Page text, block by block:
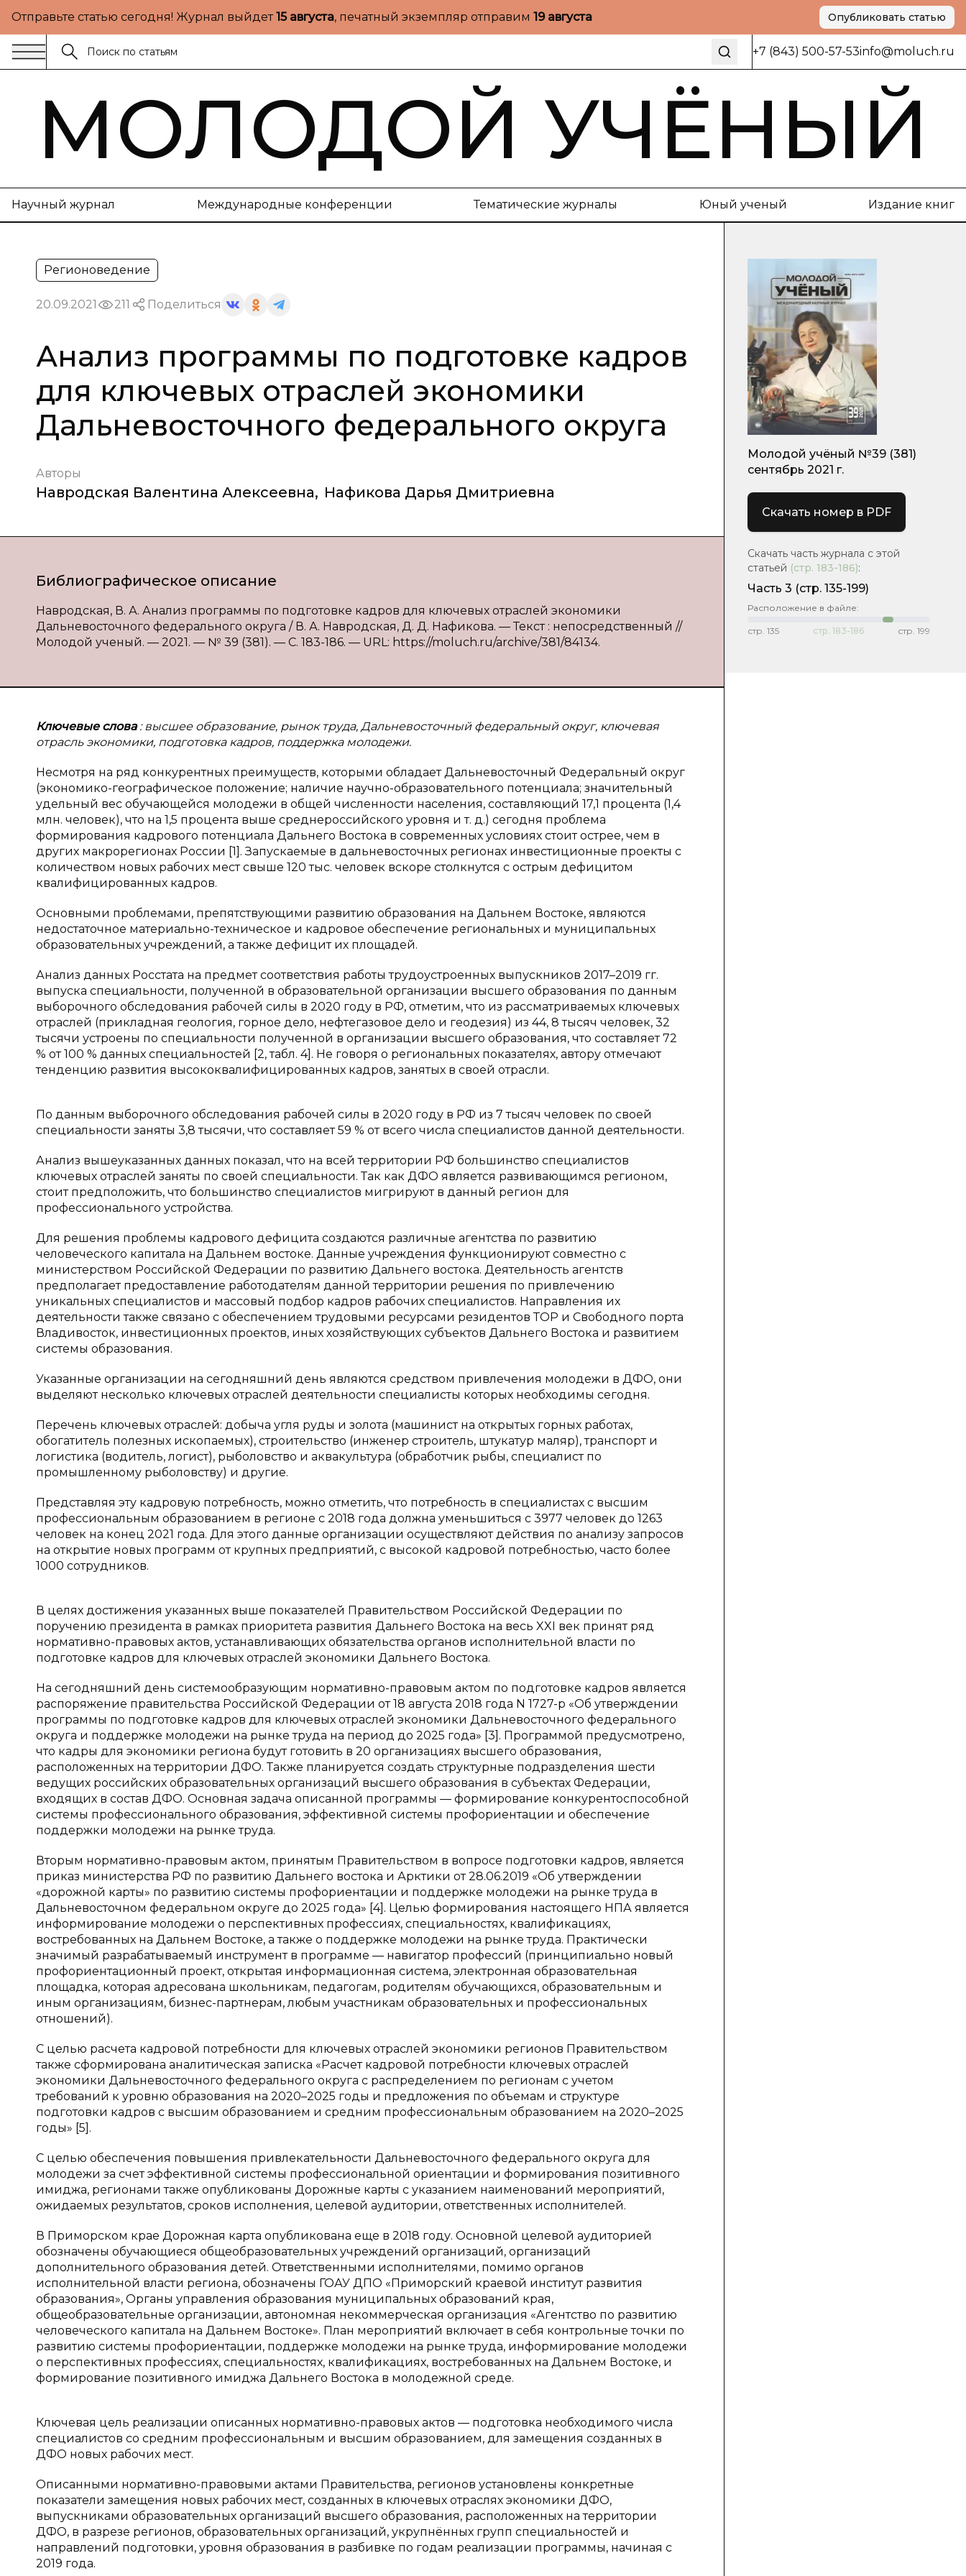
Отправьте статью сегодня! Журнал выйдет15 августа, печатный экземпляр отправим 19 августа Опубликовать статью
+7 (843) 500-57-53info@moluch.ru
МОЛОДОЙ УЧЁНЫЙ
Научный журнал Международные конференции Тематические журналы Юный ученый Издание книг
Регионоведение
20.09.2021 211 Поделиться
Анализ программы по подготовке кадров
для ключевых отраслей экономики
Дальневосточного федерального округа
Авторы
Навродская Валентина Алексеевна, Нафикова Дарья Дмитриевна
Библиографическое описание
Навродская, В. А. Анализ программы по подготовке кадров для ключевых отраслей экономики
Дальневосточного федерального округа / В. А. Навродская, Д. Д. Нафикова. — Текст : непосредственный //
Молодой ученый. — 2021. — № 39 (381). — С. 183-186. — URL: https://moluch.ru/archive/381/84134.
Ключевые слова: высшее образование, рынок труда, Дальневосточный федеральный округ, ключевая
отрасль экономики, подготовка кадров, поддержка молодежи.
Несмотря на ряд конкурентных преимуществ, которыми обладает Дальневосточный Федеральный округ
(экономико-географическое положение; наличие научно-образовательного потенциала; значительный
удельный вес обучающейся молодежи в общей численности населения, составляющий 17,1 процента (1,4
млн. человек), что на 1,5 процента выше среднероссийского уровня и т. д.) сегодня проблема
формирования кадрового потенциала Дальнего Востока в современных условиях стоит острее, чем в
других макрорегионах России [1]. Запускаемые в дальневосточных регионах инвестиционные проекты с
количеством новых рабочих мест свыше 120 тыс. человек вскоре столкнутся с острым дефицитом
квалифицированных кадров.
Основными проблемами, препятствующими развитию образования на Дальнем Востоке, являются
недостаточное материально-техническое и кадровое обеспечение региональных и муниципальных
образовательных учреждений, а также дефицит их площадей.
Анализ данных Росстата на предмет соответствия работы трудоустроенных выпускников 2017–2019 гг.
выпуска специальности, полученной в образовательной организации высшего образования по данным
выборочного обследования рабочей силы в 2020 году в РФ, отметим, что из рассматриваемых ключевых
отраслей (прикладная геология, горное дело, нефтегазовое дело и геодезия) из 44, 8 тысяч человек, 32
тысячи устроены по специальности полученной в организации высшего образования, что составляет 72
% от 100 % данных специальностей [2, табл. 4]. Не говоря о региональных показателях, автору отмечают
тенденцию развития высококвалифицированных кадров, занятых в своей отрасли.
По данным выборочного обследования рабочей силы в 2020 году в РФ из 7 тысяч человек по своей
специальности заняты 3,8 тысячи, что составляет 59 % от всего числа специалистов данной деятельности.
Анализ вышеуказанных данных показал, что на всей территории РФ большинство специалистов
ключевых отраслей заняты по своей специальности. Так как ДФО является развивающимся регионом,
стоит предположить, что большинство специалистов мигрируют в данный регион для
профессионального устройства.
Для решения проблемы кадрового дефицита создаются различные агентства по развитию
человеческого капитала на Дальнем востоке. Данные учреждения функционируют совместно с
министерством Российской Федерации по развитию Дальнего востока. Деятельность агентств
предполагает предоставление работодателям данной территории решения по привлечению
уникальных специалистов и массовый подбор кадров рабочих специалистов. Направления их
деятельности также связано с обеспечением трудовыми ресурсами резидентов ТОР и Свободного порта
Владивосток, инвестиционных проектов, иных хозяйствующих субъектов Дальнего Востока и развитием
системы образования.
Указанные организации на сегодняшний день являются средством привлечения молодежи в ДФО, они
выделяют несколько ключевых отраслей деятельности специалисты которых необходимы сегодня.
Перечень ключевых отраслей: добыча угля руды и золота (машинист на открытых горных работах,
обогатитель полезных ископаемых), строительство (инженер строитель, штукатур маляр), транспорт и
логистика (водитель, логист), рыболовство и аквакультура (обработчик рыбы, специалист по
промышленному рыболовству) и другие.
Представляя эту кадровую потребность, можно отметить, что потребность в специалистах с высшим
профессиональным образованием в регионе с 2018 года должна уменьшиться с 3977 человек до 1263
человек на конец 2021 года. Для этого данные организации осуществляют действия по анализу запросов
на открытие новых программ от крупных предприятий, с высокой кадровой потребностью, часто более
1000 сотрудников.
В целях достижения указанных выше показателей Правительством Российской Федерации по
поручению президента в рамках приоритета развития Дальнего Востока на весь XXI век принят ряд
нормативно-правовых актов, устанавливающих обязательства органов исполнительной власти по
подготовке кадров для ключевых отраслей экономики Дальнего Востока.
На сегодняшний день системообразующим нормативно-правовым актом по подготовке кадров является
распоряжение правительства Российской Федерации от 18 августа 2018 года N 1727-р «Об утверждении
программы по подготовке кадров для ключевых отраслей экономики Дальневосточного федерального
округа и поддержке молодежи на рынке труда на период до 2025 года» [3]. Программой предусмотрено,
что кадры для экономики региона будут готовить в 20 организациях высшего образования,
расположенных на территории ДФО. Также планируется создать структурные подразделения шести
ведущих российских образовательных организаций высшего образования в субъектах Федерации,
входящих в состав ДФО. Основная задача описанной программы — формирование конкурентоспособной
системы профессионального образования, эффективной системы профориентации и обеспечение
поддержки молодежи на рынке труда.
Вторым нормативно-правовым актом, принятым Правительством в вопросе подготовки кадров, является
приказ министерства РФ по развитию Дальнего востока и Арктики от 28.06.2019 «Об утверждении
«дорожной карты» по развитию системы профориентации и поддержке молодежи на рынке труда в
Дальневосточном федеральном округе до 2025 года» [4]. Целью формирования настоящего НПА является
информирование молодежи о перспективных профессиях, специальностях, квалификациях,
востребованных на Дальнем Востоке, а также о поддержке молодежи на рынке труда. Практически
значимый разрабатываемый инструмент в программе — навигатор профессий (принципиально новый
профориентационный проект, открытая информационная система, электронная образовательная
площадка, которая адресована школьникам, педагогам, родителям обучающихся, образовательным и
иным организациям, бизнес-партнерам, любым участникам образовательных и профессиональных
отношений).
С целью расчета кадровой потребности для ключевых отраслей экономики регионов Правительством
также сформирована аналитическая записка «Расчет кадровой потребности ключевых отраслей
экономики Дальневосточного федерального округа с распределением по регионам с учетом
требований к уровню образования на 2020–2025 годы и предложения по объемам и структуре
подготовки кадров с высшим образованием и средним профессиональным образованием на 2020–2025
годы» [5].
С целью обеспечения повышения привлекательности Дальневосточного федерального округа для
молодежи за счет эффективной системы профессиональной ориентации и формирования позитивного
имиджа, регионами также опубликованы Дорожные карты с указанием наименований мероприятий,
ожидаемых результатов, сроков исполнения, целевой аудитории, ответственных исполнителей.
В Приморском крае Дорожная карта опубликована еще в 2018 году. Основной целевой аудиторией
обозначены обучающиеся общеобразовательных учреждений организаций, организаций
дополнительного образования детей. Ответственными исполнителями, помимо органов
исполнительной власти региона, обозначены ГОАУ ДПО «Приморский краевой институт развития
образования», Органы управления образования муниципальных образований края,
общеобразовательные организации, автономная некоммерческая организация «Агентство по развитию
человеческого капитала на Дальнем Востоке». План мероприятий включает в себя контрольные точки по
развитию системы профориентации, поддержке молодежи на рынке труда, информирование молодежи
о перспективных профессиях, специальностях, квалификациях, востребованных на Дальнем Востоке, и
формирование позитивного имиджа Дальнего Востока в молодежной среде.
Ключевая цель реализации описанных нормативно-правовых актов — подготовка необходимого числа
специалистов со средним профессиональным и высшим образованием, для замещения созданных в
ДФО новых рабочих мест.
Описанными нормативно-правовыми актами Правительства, регионов установлены конкретные
показатели замещения новых рабочих мест, созданных в ключевых отраслях экономики ДФО,
выпускниками образовательных организаций высшего образования, расположенных на территории
ДФО, в разрезе регионов, образовательных организаций, укрупнённых групп специальностей и
направлений подготовки, уровня образования в разбивке по годам реализации программы, начиная с
2019 года.
Молодой учёный №39 (381)
сентябрь 2021 г.
Скачать номер в PDF
Скачать часть журнала с этой
статьей (стр. 183-186):
Часть 3 (стр. 135-199)
Расположение в файле:
стр. 135 стр. 183-186 стр. 199